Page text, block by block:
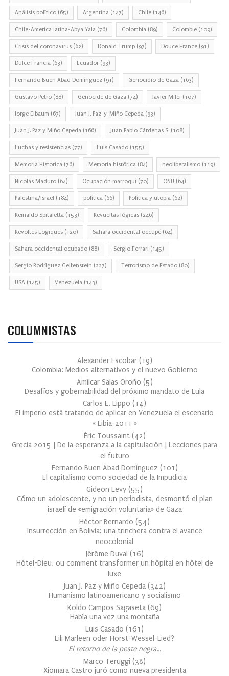
Análisis político (65) Argentina (147) Chile (146)
Chile-America latina-Abya Yala (76) Colombia (89) Colombie (109)
Crisis del coronavirus (62) Donald Trump (97) Douce France (91)
Dulce Francia (63) Ecuador (93)
Fernando Buen Abad Domínguez (91) Genocidio de Gaza (163)
Gustavo Petro (88) Génocide de Gaza (74) Javier Milei (107)
Jorge Elbaum (67) Juan J. Paz-y-Miño Cepeda (93)
Juan J. Paz y Miño Cepeda (166) Juan Pablo Cárdenas S. (108)
Luchas y resistencias (77) Luis Casado (155)
Memoria Historica (76) Memoria histórica (84) neoliberalismo (119)
Nicolás Maduro (64) Ocupación marroquí (70) ONU (64)
Palestina/Israel (184) política (66) Política y utopia (62)
Reinaldo Spitaletta (153) Revueltas lógicas (246)
Révoltes Logiques (120) Sahara occidental occupé (64)
Sahara occidental ocupado (88) Sergio Ferrari (145)
Sergio Rodríguez Gelfenstein (227) Terrorismo de Estado (80)
USA (145) Venezuela (143)
COLUMNISTAS
Alexander Escobar (19)
Colombia: Medios alternativos y el nuevo Gobierno
Amílcar Salas Oroño (5)
Desafíos y gobernabilidad del próximo mandato de Lula
Carlos E. Lippo (14)
El imperio está tratando de aplicar en Venezuela el escenario
« Libia-2011 »
Éric Toussaint (42)
Grecia 2015 | De la esperanza a la capitulación | Lecciones para
el futuro
Fernando Buen Abad Domínguez (101 )
El capitalismo como sociedad de la Impudicia
Gideon Levy (55)
Cómo un adolescente, y no un periodista, desmontó el plan
israelí de «emigración voluntaria» de Gaza
Héctor Bernardo (54)
Insurrección en Bolivia: una trinchera contra el avance
neocolonial
Jérôme Duval (16)
Hôtel-Dieu, ou comment transformer un hôpital en hôtel de
luxe
Juan J. Paz y Miño Cepeda (342)
Humanismo latinoamericano y socialismo
Koldo Campos Sagaseta (69)
Había una vez una montaña
Luis Casado (161 )
Lili Marleen oder Horst-Wessel-Lied?
El retorno de la peste negra…
Marco Teruggi (38)
Xiomara Castro juró como nueva presidenta